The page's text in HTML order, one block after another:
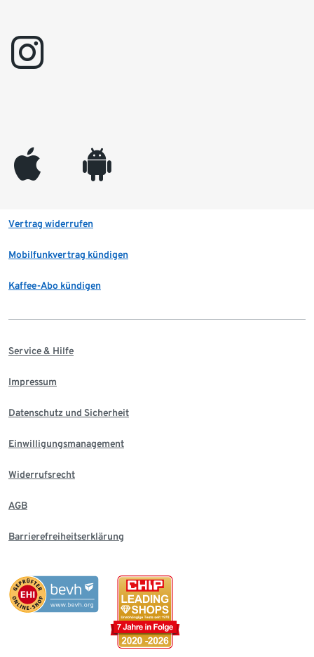
instagram
appleinc android
Vertrag widerrufen
Mobilfunkvertrag kündigen
Kaffee-Abo kündigen
Service & Hilfe
Impressum
Datenschutz und Sicherheit
Einwilligungsmanagement
Widerrufsrecht
AGB
Barrierefreiheitserklärung